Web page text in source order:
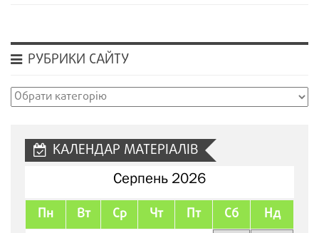
РУБРИКИ САЙТУ
Рубрики
КАЛЕНДАР МАТЕРІАЛІВ
Серпень 2026
Пн Вт Ср Чт Пт Сб Нд